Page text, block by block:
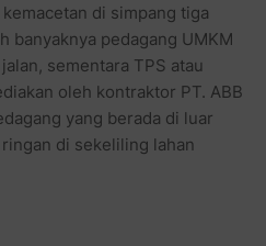
di simpang tiga
banyaknya pedagang UMKM
sementara TPS atau
oleh kontraktor PT. ABB
yang berada di luar
di sekeliling lahan